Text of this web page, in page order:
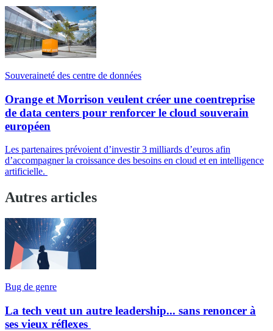
Souveraineté des centre de données
Orange et Morrison veulent créer une coentreprise
de data centers pour renforcer le cloud souverain
européen
Les partenaires prévoient d’investir 3 milliards d’euros afin
d’accompagner la croissance des besoins en cloud et en intelligence
artificielle.
Autres articles
Bug de genre
La tech veut un autre leadership... sans renoncer à
ses vieux réflexes